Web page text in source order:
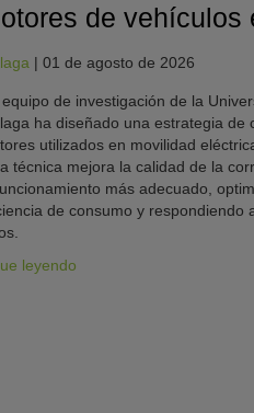
de vehículos
|01 de agosto de 2026
equipo de investigación de la
ha diseñado una estrategia de
utilizados en movilidad
técnica mejora la calidad de la
más adecuado,
de consumo y respondiendo
leyendo